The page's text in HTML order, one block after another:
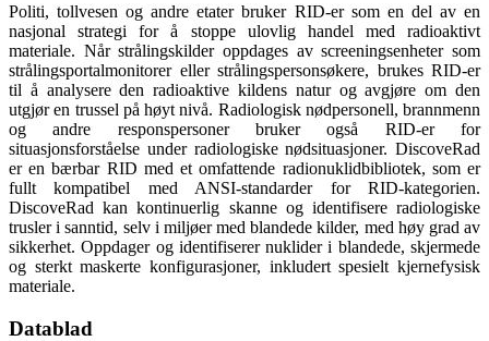
Politi, tollvesen og andre etater bruker RID-er som en del av en
nasjonal strategi for å stoppe ulovlig handel med radioaktivt
materiale. Når strålingskilder oppdages av screeningsenheter som
strålingsportalmonitorer eller strålingspersonsøkere, brukes RID-er
til å analysere den radioaktive kildens natur og avgjøre om den
utgjør en trussel på høyt nivå. Radiologisk nødpersonell, brannmenn
og andre responspersoner bruker også RID-er for
situasjonsforståelse under radiologiske nødsituasjoner. DiscoveRad
er en bærbar RID med et omfattende radionuklidbibliotek, som er
fullt kompatibel med ANSI-standarder for RID-kategorien.
DiscoveRad kan kontinuerlig skanne og identifisere radiologiske
trusler i sanntid, selv i miljøer med blandede kilder, med høy grad av
sikkerhet. Oppdager og identifiserer nuklider i blandede, skjermede
og sterkt maskerte konfigurasjoner, inkludert spesielt kjernefysisk
materiale.
Datablad